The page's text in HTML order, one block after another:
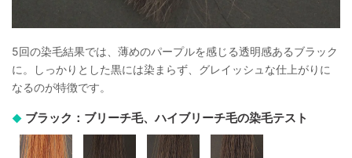
5回の染毛結果では、薄めのパープルを感じる透明感あるブラック
に。しっかりとした黒には染まらず、グレイッシュな仕上がりに
なるのが特徴です。
ブラック：ブリーチ毛、ハイブリーチ毛の染毛テスト